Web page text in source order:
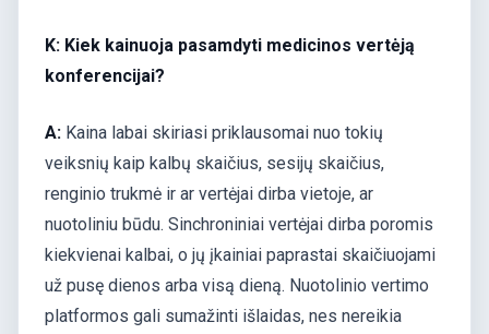
K: Kiek kainuoja pasamdyti medicinos vertėją
konferencijai?
A: Kaina labai skiriasi priklausomai nuo tokių
veiksnių kaip kalbų skaičius, sesijų skaičius,
renginio trukmė ir ar vertėjai dirba vietoje, ar
nuotoliniu būdu. Sinchroniniai vertėjai dirba poromis
kiekvienai kalbai, o jų įkainiai paprastai skaičiuojami
už pusę dienos arba visą dieną. Nuotolinio vertimo
platformos gali sumažinti išlaidas, nes nereikia